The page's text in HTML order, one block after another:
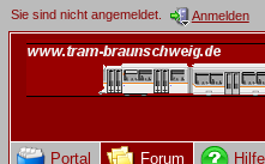
Sie sind nicht angemeldet. Anmelden
Portal Forum Hilfe